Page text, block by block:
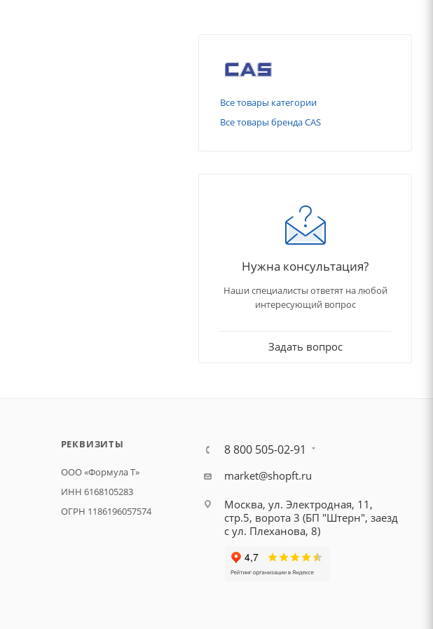
Все товары категории
Все товары бренда CAS
Нужна консультация?
Наши специалисты ответят на любой
интересующий вопрос
Задать вопрос
РЕКВИЗИТЫ
ООО «Формула Т»
ИНН 6168105283
ОГРН 1186196057574
8 800 505-02-91
market@shopft.ru
Москва, ул. Электродная, 11,
стр.5, ворота 3 (БП "Штерн", заезд
с ул. Плеханова, 8)